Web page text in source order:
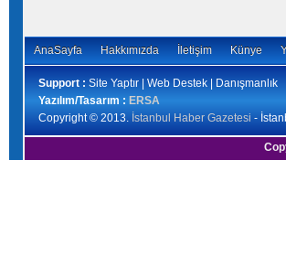
AnaSayfa Hakkımızda İletişim Künye
Support : Site Yaptır | Web Destek | Danışmanlık
Yazılım/Tasarım : ERSA
Copyright © 2013. İstanbul Haber Gazetesi -